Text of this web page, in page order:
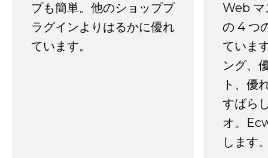
プも簡単。他のショッププ
ラグインよりはるかに優れ
ています。
Web マ
の 4 つ
ていま
ング、
ト、優
すばら
オ。
します